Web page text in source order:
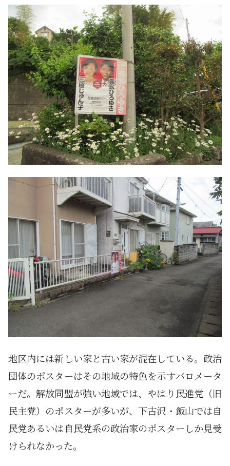
地区内には新しい家と古い家が混在している。政治
団体のポスターはその地域の特色を示すバロメータ
ーだ。解放同盟が強い地域では、やはり民進党（旧
民主党）のポスターが多いが、下古沢・飯山では自
民党あるいは自民党系の政治家のポスターしか見受
けられなかった。